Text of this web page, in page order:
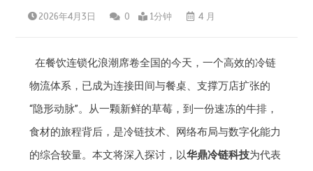
2026年4月3日 0 1分钟 4 月
在餐饮连锁化浪潮席卷全国的今天，一个高效的冷链
物流体系，已成为连接田间与餐桌、支撑万店扩张的
“隐形动脉”。从一颗新鲜的草莓，到一份速冻的牛排，
食材的旅程背后，是冷链技术、网络布局与数字化能力
的综合较量。本文将深入探讨，以华鼎冷链科技为代表